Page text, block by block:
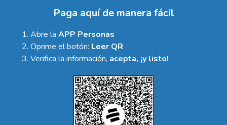
Paga aquí de manera fácil
Abre la APP Personas
Oprime el botón: Leer QR
Verifica la información, acepta, ¡y listo!